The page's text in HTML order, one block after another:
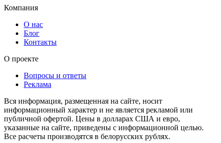
Компания
О нас
Блог
Контакты
О проекте
Вопросы и ответы
Реклама
Вся информация, размещенная на сайте, носит
информационный характер и не является рекламой или
публичной офертой. Цены в долларах США и евро,
указанные на сайте, приведены с информационной целью.
Все расчеты производятся в белорусских рублях.